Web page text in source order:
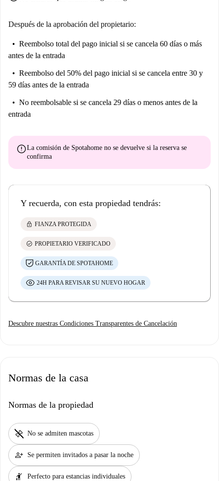
Después de la aprobación del propietario:
Reembolso total del pago inicial si se cancela 60 días o más
antes de la entrada
Reembolso del 50% del pago inicial si se cancela entre 30 y
59 días antes de la entrada
No reembolsable si se cancela 29 días o menos antes de la
entrada
errorLa comisión de Spotahome no se devuelve si la reserva se
confirma
Y recuerda, con esta propiedad tendrás:
lock FIANZA PROTEGIDA
check_circle PROPIETARIO VERIFICADO
GARANTÍA DE SPOTAHOME
24H PARA REVISAR SU NUEVO HOGAR
Descubre nuestras Condiciones Transparentes de Cancelación
Normas de la casa
Normas de la propiedad
pet_supplies No se admiten mascotas
person_add Se permiten invitados a pasar la noche
hail Perfecto para estancias individuales